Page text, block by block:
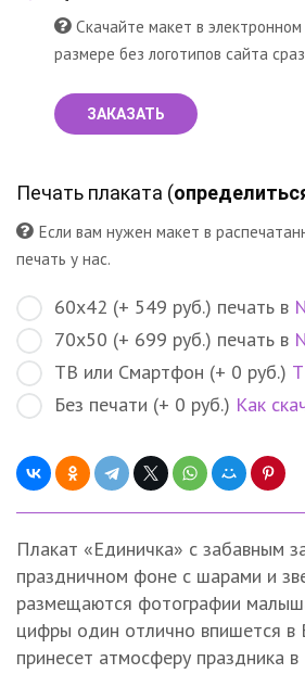
Скачайте макет в
размере без логотипов сайта
ЗАКАЗАТЬ
Печать плаката (
Если вам нужен макет в
печать у нас.
60х42 (+ 549 руб.) печать в
70х50 (+ 699 руб.) печать в
ТВ или Смартфон (+ 0 руб.)
Без печати (+ 0 руб.) Как
Плакат «Единичка» с забавным
праздничном фоне с шарами и
размещаются фотографии
цифры один отлично впишется в
принесет атмосферу праздника